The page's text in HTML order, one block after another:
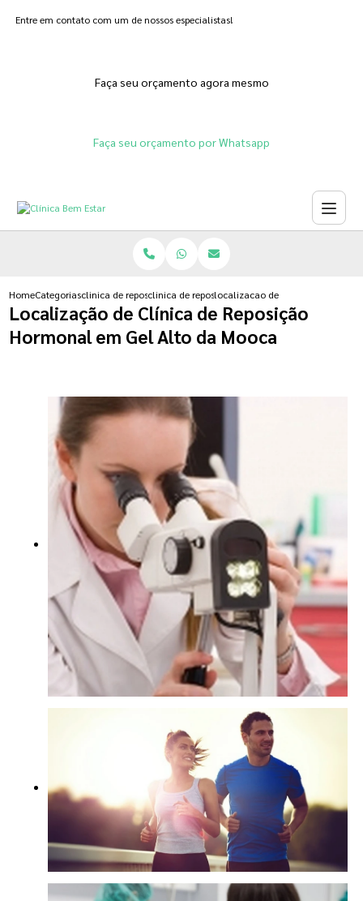
Entre em contato com um de nossos especialistas!
Faça seu orçamento agora mesmo
Faça seu orçamento por Whatsapp
HomeCategoriasclinica de reposicao hormonalclinica de reposicao hormonal que emagrece
localizacao de clinica de
Localização de Clínica de Reposição
Hormonal em Gel Alto da Mooca